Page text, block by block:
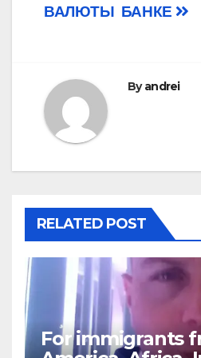
navigation
БАНКЕ
ВАЛЮТЫ
Byandrei
RELATED POST
For immigrants